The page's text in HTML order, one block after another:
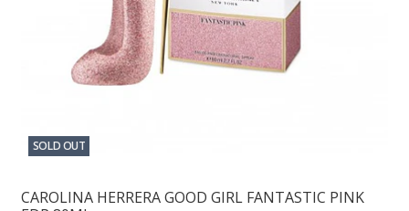
SOLD OUT
CAROLINA HERRERA GOOD GIRL FANTASTIC PINK